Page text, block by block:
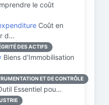
le coût
Coût en
d…
DES ACTIFS
Biens d'Immobilisation
ET DE CONTRÔLE
Essentiel pou…